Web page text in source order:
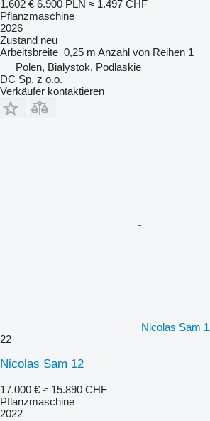
1.602 € 6.900 PLN ≈ 1.497 CHF
Pflanzmaschine
2026
Zustand neu
Arbeitsbreite 0,25 m Anzahl von Reihen 1
Polen, Bialystok, Podlaskie
DC Sp. z o.o.
Verkäufer kontaktieren
Nicolas Sam
22
Nicolas Sam 12
17.000 € ≈ 15.890 CHF
Pflanzmaschine
2022